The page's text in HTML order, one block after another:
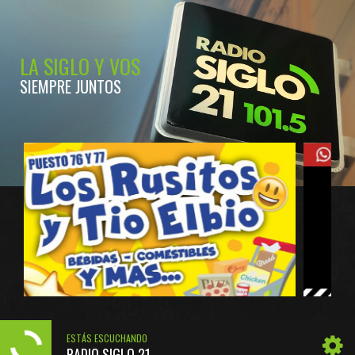
LA SIGLO Y VOS
SIEMPRE JUNTOS
ESTÁS ESCUCHANDO